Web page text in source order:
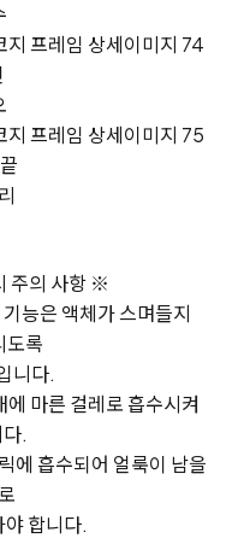
주의 사항 ※
능은 액체가 스며들지
도록
니다.
마른 걸레로 흡수시켜
.
에 흡수되어 얼룩이 남을
야 합니다.